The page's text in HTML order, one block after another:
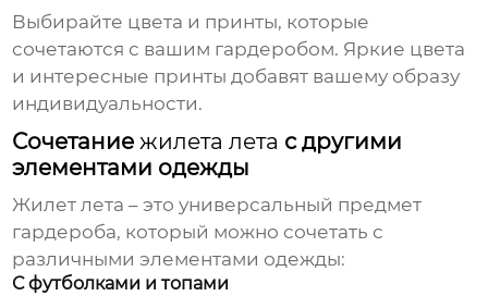
Выбирайте цвета и принты, которые
сочетаются с вашим гардеробом. Яркие цвета
и интересные принты добавят вашему образу
индивидуальности.
Сочетаниежилета лета с другими
элементами одежды
Жилет лета – это универсальный предмет
гардероба, который можно сочетать с
различными элементами одежды:
С футболками и топами